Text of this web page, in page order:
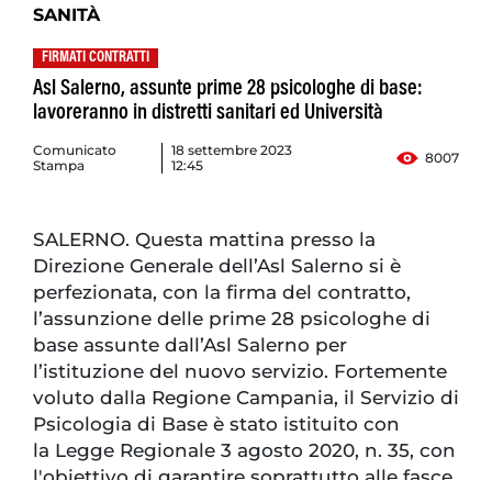
SANITÀ
FIRMATI CONTRATTI
Asl Salerno, assunte prime 28 psicologhe di base:
lavoreranno in distretti sanitari ed Università
Comunicato
Stampa
18 settembre 2023
12:45
8007
SALERNO. Questa mattina presso la
Direzione Generale dell’Asl Salerno si è
perfezionata, con la firma del contratto,
l’assunzione delle prime 28 psicologhe di
base assunte dall’Asl Salerno per
l’istituzione del nuovo servizio. Fortemente
voluto dalla Regione Campania, il Servizio di
Psicologia di Base è stato istituito con
la Legge Regionale 3 agosto 2020, n. 35, con